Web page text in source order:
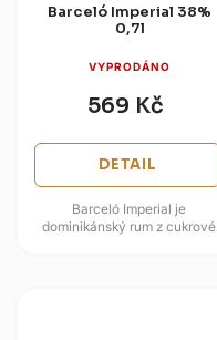
Barceló Imperial 38%
0,7l
VYPRODÁNO
569 Kč
DETAIL
Barceló Imperial je
dominikánský rum z cukrové